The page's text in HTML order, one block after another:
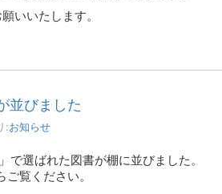
いいたします。
並びました
:お知らせ
選ばれた図書が棚に並びました。
覧ください。